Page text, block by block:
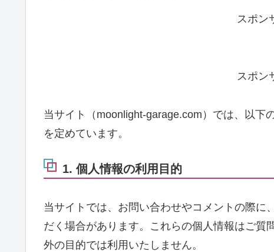
スポン
スポン
当サイト（moonlight-garage.com）では、以下
を定めています。
1. 個人情報の利用目的
当サイトでは、お問い合わせやコメントの際に
だく場合があります。これらの個人情報はご質
外の目的では利用いたしません。